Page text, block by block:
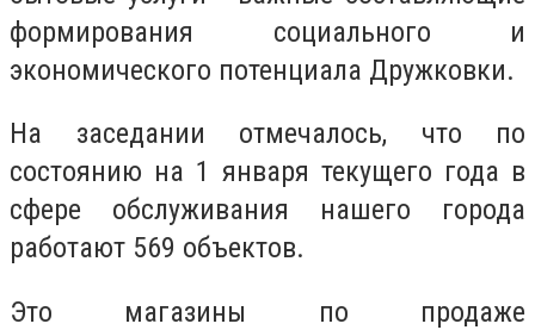
формирования социального и
экономического потенциала Дружковки.
На заседании отмечалось, что по
состоянию на 1 января текущего года в
сфере обслуживания нашего города
работают 569 объектов.
Это магазины по продаже